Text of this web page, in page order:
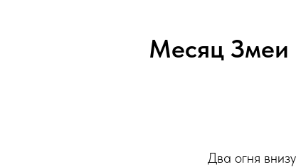
Месяц Змеи
Два огня